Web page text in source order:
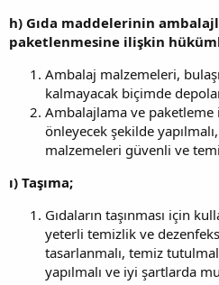
h) Gıda maddelerinin
paketlenmesine ilişkin
Ambalaj malzemeleri,
kalmayacak biçimde
Ambalajlama ve paketleme
önleyecek şekilde
malzemeleri güvenli ve
ı) Taşıma;
Gıdaların taşınması için
yeterli temizlik ve
tasarlanmalı, temiz
yapılmalı ve iyi şartlarda